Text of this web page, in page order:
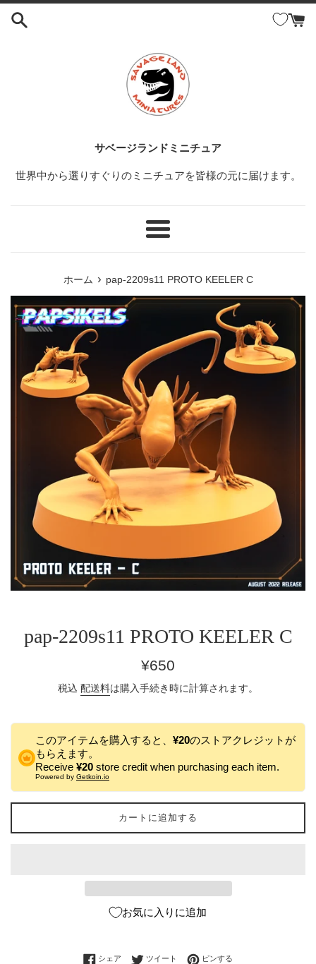
コ
サベージランドミニチュア
世界中から選りすぐりのミニチュアを皆様の元に届けます。
メ
ホーム › pap-2209s11 PROTO KEELER C
pap-2209s11 PROTO KEELER C
通
価
¥650
税込 配送料は購入手続き時に計算されます。
このアイテムを購入すると、 ¥20のストアクレジットが
もらえます。
Receive ¥20 store credit when purchasing each item.
Powered by Getkoin.io
カートに追加する
お気に入りに追加
シェア Facebookでシェアする
ツイート Twitterに投稿する
ピンする